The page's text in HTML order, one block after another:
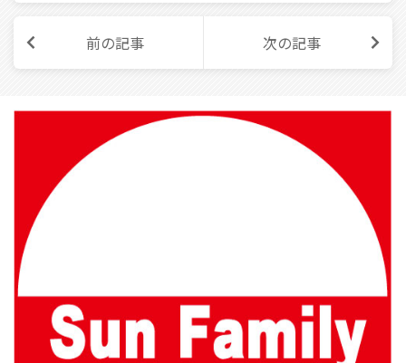
前の記事 次の記事